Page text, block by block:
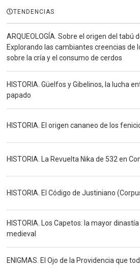
TENDENCIAS
ARQUEOLOGÍA. Sobre el origen del tabú
Explorando las cambiantes creencias de
sobre la cría y el consumo de cerdos
HISTORIA. Güelfos y Gibelinos, la lucha
papado
HISTORIA. El origen cananeo de los
HISTORIA. La Revuelta Nika de 532 en
HISTORIA. El Código de Justiniano
HISTORIA. Los Capetos: la mayor
medieval
ENIGMAS. El Ojo de la Providencia que